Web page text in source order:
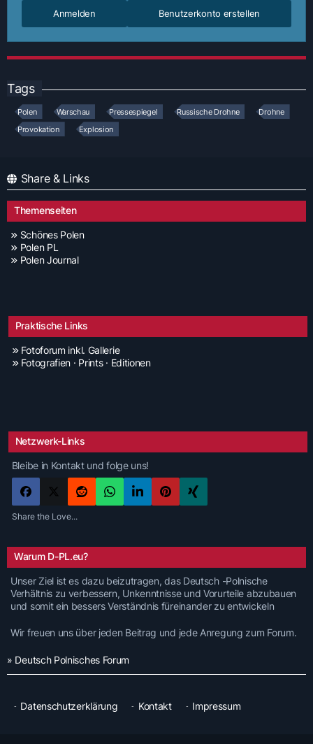
Benutzerkonto erstellen
Anmelden
Tags
Polen Warschau Pressespiegel Russische Drohne
Drohne
Provokation
Explosion
Share & Links
Themenseiten
Schönes Polen
Polen PL
Polen Journal
Praktische Links
Fotoforum inkl. Gallerie
Fotografien · Prints · Editionen
Netzwerk-Links
Bleibe in Kontakt und folge uns!
Share the Love...
Warum D-PL.eu?
Unser Ziel ist es dazu beizutragen, das Deutsch -Polnische
Verhältnis zu verbessern, Unkenntnisse und Vorurteile abzubauen
und somit ein bessers Verständnis füreinander zu entwickeln
Wir freuen uns über jeden Beitrag und jede Anregung zum Forum.
» Deutsch Polnisches Forum
Datenschutzerklärung Kontakt Impressum